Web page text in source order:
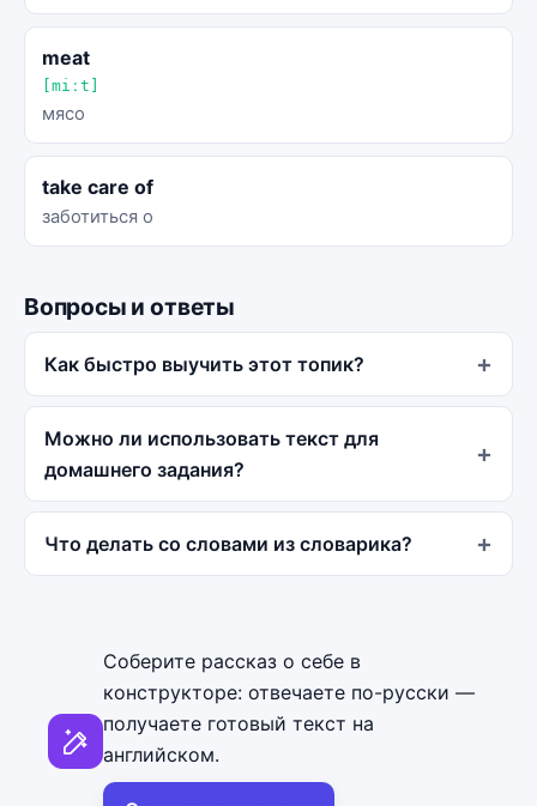
meat
[miːt]
мясо
take care of
заботиться о
Вопросы и ответы
Как быстро выучить этот топик?
Можно ли использовать текст для
домашнего задания?
Что делать со словами из словарика?
Соберите рассказ о себе в
конструкторе: отвечаете по-русски —
получаете готовый текст на
английском.